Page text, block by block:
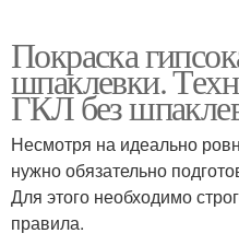
Покраска
шпаклевки.
ГКЛ без
Несмотря на идеально
нужно обязательно
Для этого необходимо
правила.